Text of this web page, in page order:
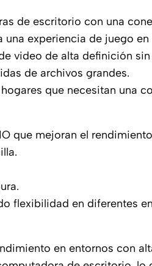
de escritorio con una
experiencia de juego en
video de alta definición
de archivos grandes.
que necesitan una
que mejoran el
flexibilidad en diferentes
en entornos con